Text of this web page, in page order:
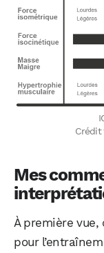
Crédit
Mes
À première
pour